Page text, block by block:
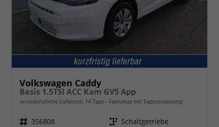
Volkswagen Caddy
Basis 1.5TSI ACC Kam GV5 App
unverbindliche Lieferzeit: 14 Tage Fahrzeug mit Tageszulassung
Fahrzeugnr. 356808 Getriebe Schaltgetriebe